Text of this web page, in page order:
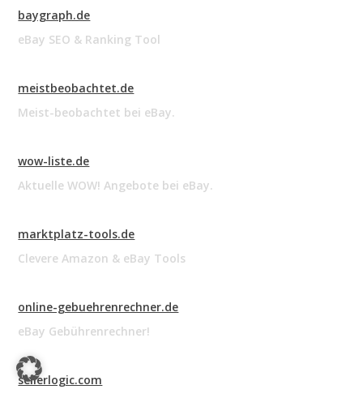
baygraph.de
eBay SEO & Ranking Tool
meistbeobachtet.de
Meist-beobachtet bei eBay.
wow-liste.de
Aktuelle WOW! Angebote bei eBay.
marktplatz-tools.de
Clevere Amazon & eBay Tools
online-gebuehrenrechner.de
eBay Gebührenrechner!
sellerlogic.com